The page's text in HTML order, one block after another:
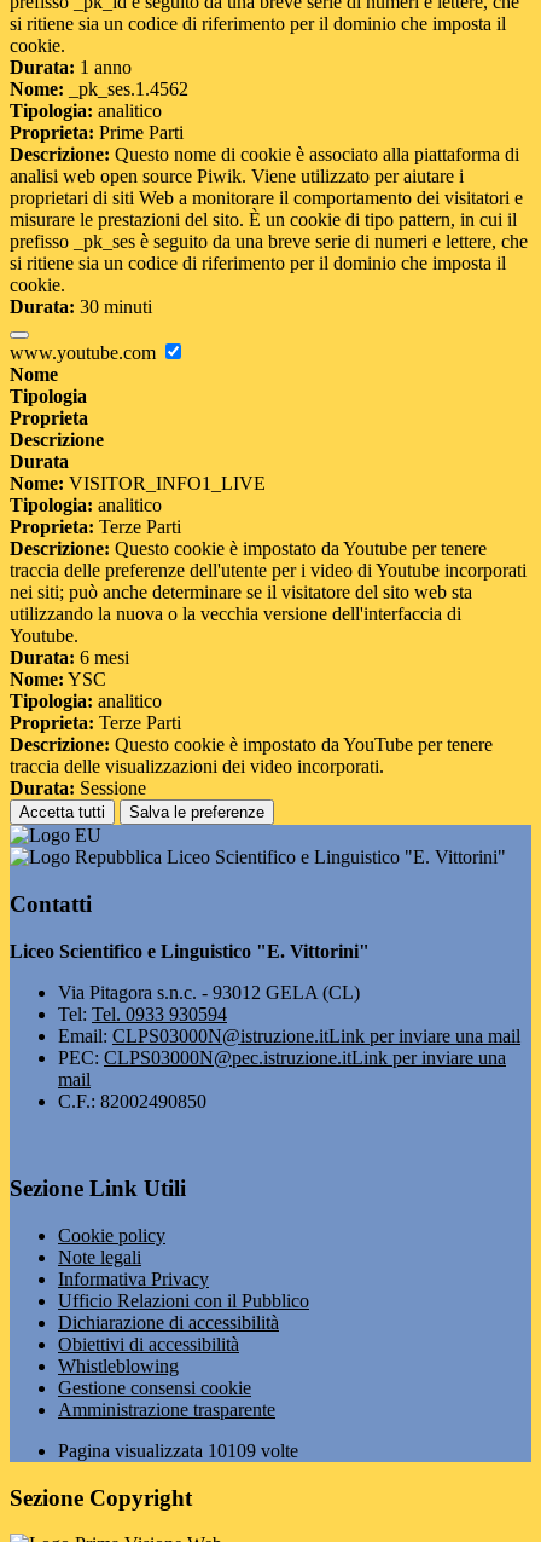
si ritiene sia un codice di riferimento per il dominio che imposta il
cookie.
Durata: 1 anno
Nome: _pk_ses.1.4562
Tipologia: analitico
Proprieta: Prime Parti
Descrizione: Questo nome di cookie è associato alla piattaforma di
analisi web open source Piwik. Viene utilizzato per aiutare i
proprietari di siti Web a monitorare il comportamento dei visitatori e
misurare le prestazioni del sito. È un cookie di tipo pattern, in cui il
prefisso _pk_ses è seguito da una breve serie di numeri e lettere, che
si ritiene sia un codice di riferimento per il dominio che imposta il
cookie.
Durata: 30 minuti
www.youtube.com
Nome
Tipologia
Proprieta
Descrizione
Durata
Nome: VISITOR_INFO1_LIVE
Tipologia: analitico
Proprieta: Terze Parti
Descrizione: Questo cookie è impostato da Youtube per tenere
traccia delle preferenze dell'utente per i video di Youtube incorporati
nei siti; può anche determinare se il visitatore del sito web sta
utilizzando la nuova o la vecchia versione dell'interfaccia di
Youtube.
Durata: 6 mesi
Nome: YSC
Tipologia: analitico
Proprieta: Terze Parti
Descrizione: Questo cookie è impostato da YouTube per tenere
traccia delle visualizzazioni dei video incorporati.
Durata: Sessione
Accetta tutti Salva le preferenze
Liceo Scientifico e Linguistico "E. Vittorini"
Contatti
Liceo Scientifico e Linguistico "E. Vittorini"
Via Pitagora s.n.c. - 93012 GELA (CL)
Tel: Tel. 0933 930594
Email: CLPS03000N@istruzione.itLink per inviare una mail
PEC: CLPS03000N@pec.istruzione.itLink per inviare una
mail
C.F.: 82002490850
Sezione Link Utili
Cookie policy
Note legali
Informativa Privacy
Ufficio Relazioni con il Pubblico
Dichiarazione di accessibilità
Obiettivi di accessibilità
Whistleblowing
Gestione consensi cookie
Amministrazione trasparente
Pagina visualizzata 10109 volte
Sezione Copyright